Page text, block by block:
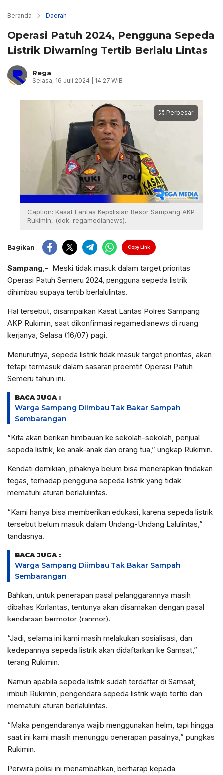
Beranda Daerah
Operasi Patuh 2024, Pengguna Sepeda
Listrik Diwarning Tertib Berlalu Lintas
Rega
Selasa, 16 Juli 2024 | 14:27 WIB
Perbesar
Caption: Kasat Lantas Kepolisian Resor Sampang AKP
Rukimin, (dok. regamedianews).
Bagikan Copy Link
Sampang,- Meski tidak masuk dalam target prioritas
Operasi Patuh Semeru 2024, pengguna sepeda listrik
dihimbau supaya tertib berlalulintas.
Hal tersebut, disampaikan Kasat Lantas Polres Sampang
AKP Rukimin, saat dikonfirmasi regamedianews di ruang
kerjanya, Selasa (16/07) pagi.
Menurutnya, sepeda listrik tidak masuk target prioritas, akan
tetapi termasuk dalam sasaran preemtif Operasi Patuh
Semeru tahun ini.
BACA JUGA :
Warga Sampang Diimbau Tak Bakar Sampah
Sembarangan
“Kita akan berikan himbauan ke sekolah-sekolah, penjual
sepeda listrik, ke anak-anak dan orang tua,” ungkap Rukimin.
Kendati demikian, pihaknya belum bisa menerapkan tindakan
tegas, terhadap pengguna sepeda listrik yang tidak
mematuhi aturan berlalulintas.
“Kami hanya bisa memberikan edukasi, karena sepeda listrik
tersebut belum masuk dalam Undang-Undang Lalulintas,”
tandasnya.
BACA JUGA :
Warga Sampang Diimbau Tak Bakar Sampah
Sembarangan
Bahkan, untuk penerapan pasal pelanggarannya masih
dibahas Korlantas, tentunya akan disamakan dengan pasal
kendaraan bermotor (ranmor).
“Jadi, selama ini kami masih melakukan sosialisasi, dan
kedepannya sepeda listrik akan didaftarkan ke Samsat,”
terang Rukimin.
Namun apabila sepeda listrik sudah terdaftar di Samsat,
imbuh Rukimin, pengendara sepeda listrik wajib tertib dan
mematuhi aturan berlalulintas.
“Maka pengendaranya wajib menggunakan helm, tapi hingga
saat ini kami masih menunggu penerapan pasalnya,” pungkas
Rukimin.
Perwira polisi ini menambahkan, berharap kepada